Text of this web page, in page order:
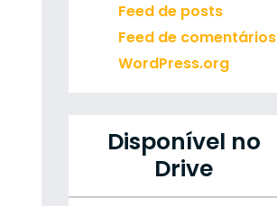
Feed de posts
Feed de comentários
WordPress.org
Disponível no
Drive